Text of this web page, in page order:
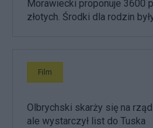
Morawiecki proponuje 3600
złotych. Środki dla rodzin
Film
Olbrychski skarży się na
ale wystarczył list do Tuska